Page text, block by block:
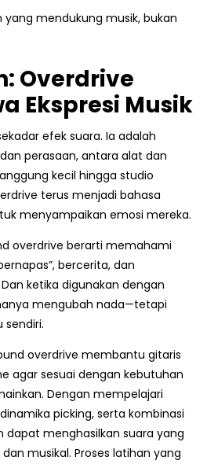
mendukung musik, bukan
Overdrive
Ekspresi Musik
efek suara. Ia adalah
perasaan, antara alat dan
kecil hingga studio
terus menjadi bahasa
menyampaikan emosi mereka.
overdrive berarti memahami
bercerita, dan
ketika digunakan dengan
mengubah nada—tetapi
sendiri.
overdrive membantu gitaris
agar sesuai dengan kebutuhan
Dengan mempelajari
picking, serta kombinasi
menghasilkan suara yang
musikal. Proses latihan yang